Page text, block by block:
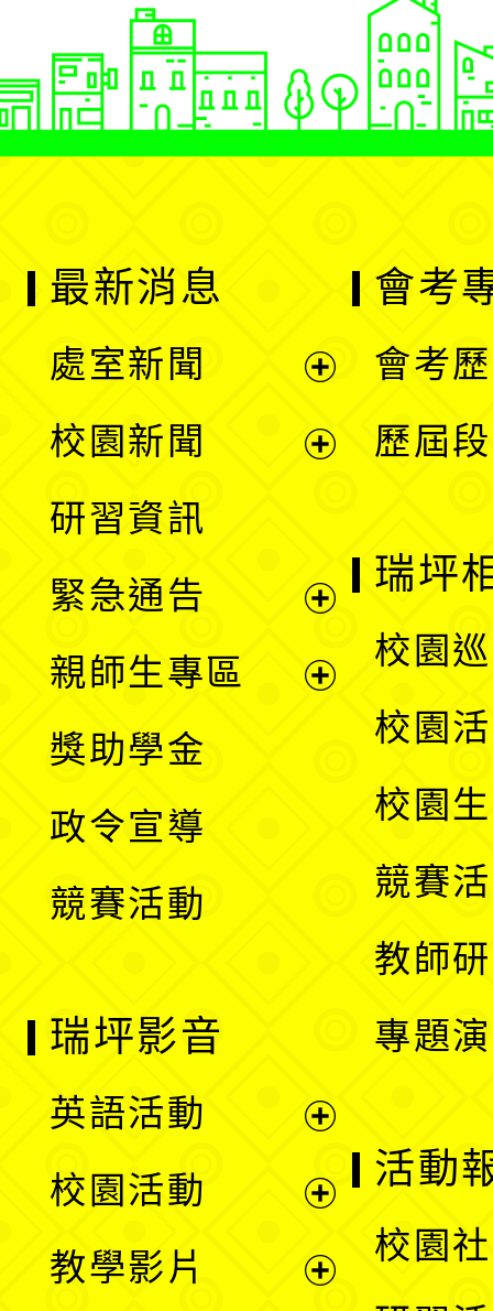
最新消息
處室新聞
單
校園新聞
選
單
研習資訊
緊急通告
親師生專區
獎助學金
政令宣導
競賽活動
會考
會考
歷屆
瑞坪
校園
校園
校園
競賽
教師
專題
瑞坪影音
英語活動
選
校園活動
教學影片
活動
校園